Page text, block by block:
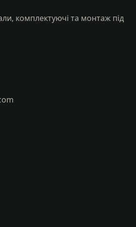
комплектуючі та монтаж під